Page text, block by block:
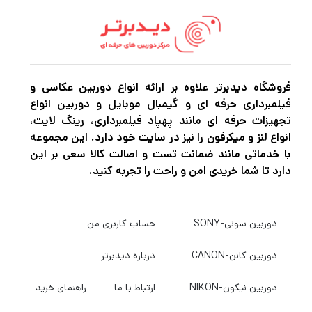
همان محصولی است که کاربران حرفه‌ای دنبالش
طراحی سبک اما مقاوم؛ مناسب برای استفاده
طولانی
یکی از نقاط قوت اصلی گیمبالDJI RS5 Gimbal
Combo Kitوزن سبک و بدنه کاملاً بالانس شده
آن است. این گیمبال تنها ۱.۱۹۳ کیلوگرم
تحمل کند. چنین ترکیبی، به‌ویژه برای فیلم‌برداری
حرکات، نرم‌تر و دقیق‌تر انجام خواهد شد.
فروشگاه دیدبرتر علاوه بر ارائه انواع دوربین عکاسی و
فیلمبرداری حرفه ای و گیمبال موبایل و دوربین انواع
تجهیزات حرفه ای مانند پهپاد فیلمبرداری، رینگ لایت،
انواع لنز و میکرفون را نیز در سایت خود دارد. این مجموعه
با خدماتی مانند ضمانت تست و اصالت کالا سعی بر این
دارد تا شما خریدی امن و راحت را تجربه کنید.
دوربین سونی-SONY
دوربین کانن-CANON
دوربین نیکون-NIKON
حساب کاربری من
درباره دیدبرتر
ارتباط با ما راهنمای خرید